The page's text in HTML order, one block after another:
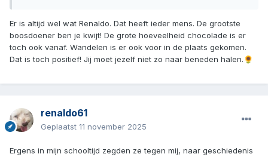
Er is altijd wel wat Renaldo. Dat heeft ieder mens. De grootste
boosdoener ben je kwijt! De grote hoeveelheid chocolade is er
toch ook vanaf. Wandelen is er ook voor in de plaats gekomen.
Dat is toch positief! Jij moet jezelf niet zo naar beneden halen. 🌻
renaldo61
Geplaatst 11 november 2025
Ergens in mijn schooltijd zegden ze tegen mij, naar geschiedenis